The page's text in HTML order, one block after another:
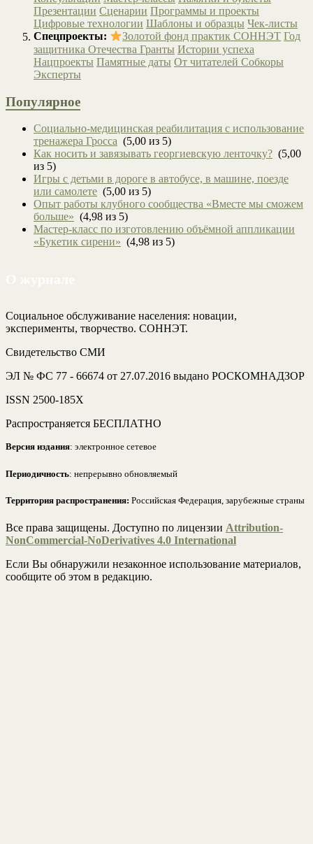
Презентации Сценарии Программы и проекты
Цифровые технологии Шаблоны и образцы Чек-листы
Спецпроекты:
Золотой фонд практик СОННЭТ Год
защитника Отечества Гранты Истории успеха
Нацпроекты Памятные даты От читателей Собкоры
Эксперты
Популярное
Социально-медицинская реабилитация с использование
тренажера Гросса (5,00 из 5)
Как носить и завязывать георгиевскую ленточку? (5,00
из 5)
Игры с детьми в дороге в автобусе, в машине, поезде
или самолете (5,00 из 5)
Опыт работы клубного сообщества «Вместе мы сможем
больше» (4,98 из 5)
Мастер-класс по изготовлению объёмной аппликации
«Букетик сирени» (4,98 из 5)
Социальное обслуживание населения: новации,
эксперименты, творчество. СОННЭТ.
Свидетельство СМИ
ЭЛ № ФС 77 - 66674 от 27.07.2016 выдано РОСКОМНАДЗОР
ISSN 2500-185Х
Распространяется БЕСПЛАТНО
Версия издания: электронное сетевое
Периодичность: непрерывно обновляемый
Территория распространения: Российская Федерация, зарубежные страны
Все права защищены. Доступно по лицензии Attribution-
NonCommercial-NoDerivatives 4.0 International
Если Вы обнаружили незаконное использование материалов,
сообщите об этом в редакцию.